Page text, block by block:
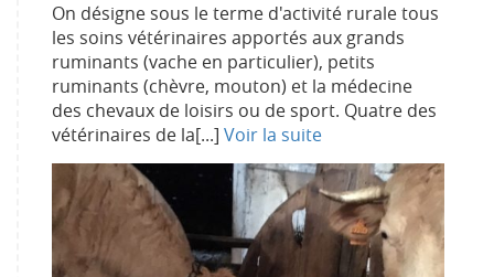
On désigne sous le terme d'activité rurale tous
les soins vétérinaires apportés aux grands
ruminants (vache en particulier), petits
ruminants (chèvre, mouton) et la médecine
des chevaux de loisirs ou de sport. Quatre des
vétérinaires de la[...] Voir la suite